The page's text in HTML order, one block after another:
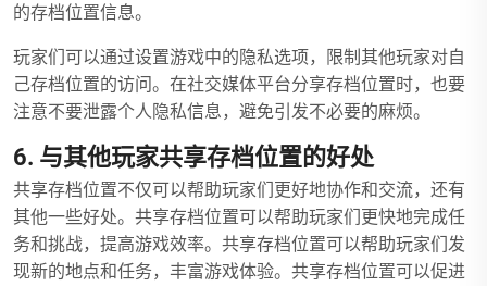
的存档位置信息。
玩家们可以通过设置游戏中的隐私选项，限制其他玩家对自
己存档位置的访问。在社交媒体平台分享存档位置时，也要
注意不要泄露个人隐私信息，避免引发不必要的麻烦。
6. 与其他玩家共享存档位置的好处
共享存档位置不仅可以帮助玩家们更好地协作和交流，还有
其他一些好处。共享存档位置可以帮助玩家们更快地完成任
务和挑战，提高游戏效率。共享存档位置可以帮助玩家们发
现新的地点和任务，丰富游戏体验。共享存档位置可以促进